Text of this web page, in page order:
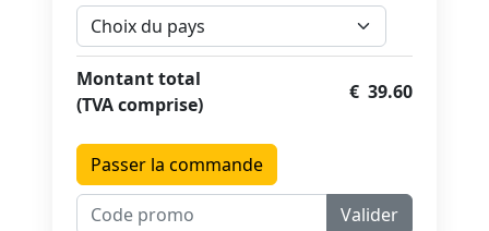
Montant total
(TVA comprise)
€ 39.60
Passer la commande
Valider